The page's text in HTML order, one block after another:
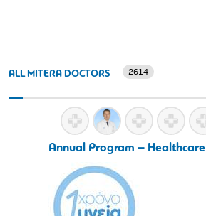
ALL MITERA DOCTORS 2614
Annual Program – Healthcare